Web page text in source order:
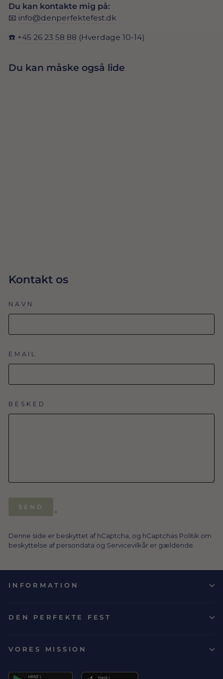
Du kan kontakte mig på:
📧 info@denperfektefest.dk
☎️ +45 26 23 58 88 (Hverdage 10-14)
Du kan måske også lide
Kontakt os
NAVN
EMAIL
BESKED
SEND
'
Denne side er beskyttet af hCaptcha, og hCaptchas Politik om
beskyttelse af persondata og Servicevilkår er gældende.
INFORMATION
DEN PERFEKTE FEST
VORES MISSION